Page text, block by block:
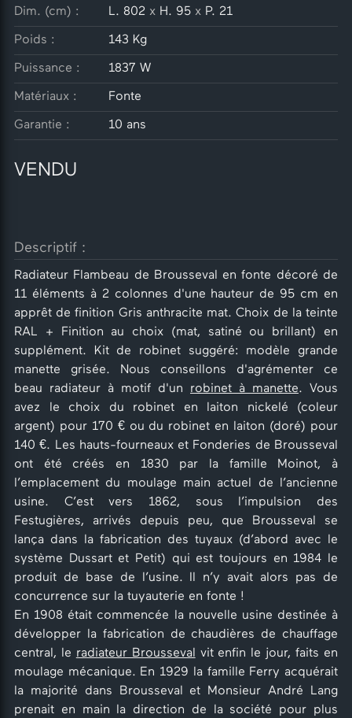
Dim. (cm) : L. 802 x H. 95 x P. 21
Poids : 143 Kg
Puissance : 1837 W
Matériaux : Fonte
Garantie : 10 ans
VENDU
Descriptif :
Radiateur Flambeau de Brousseval en fonte décoré de
11 éléments à 2 colonnes d'une hauteur de 95 cm en
apprêt de finition Gris anthracite mat. Choix de la teinte
RAL + Finition au choix (mat, satiné ou brillant) en
supplément. Kit de robinet suggéré: modèle grande
manette grisée. Nous conseillons d'agrémenter ce
beau radiateur à motif d'un robinet à manette. Vous
avez le choix du robinet en laiton nickelé (coleur
argent) pour 170 € ou du robinet en laiton (doré) pour
140 €. Les hauts-fourneaux et Fonderies de Brousseval
ont été créés en 1830 par la famille Moinot, à
l’emplacement du moulage main actuel de l’ancienne
usine. C’est vers 1862, sous l’impulsion des
Festugières, arrivés depuis peu, que Brousseval se
lança dans la fabrication des tuyaux (d’abord avec le
système Dussart et Petit) qui est toujours en 1984 le
produit de base de l’usine. Il n’y avait alors pas de
concurrence sur la tuyauterie en fonte !
En 1908 était commencée la nouvelle usine destinée à
développer la fabrication de chaudières de chauffage
central, le radiateur Brousseval vit enfin le jour, faits en
moulage mécanique. En 1929 la famille Ferry acquérait
la majorité dans Brousseval et Monsieur André Lang
prenait en main la direction de la société pour plus